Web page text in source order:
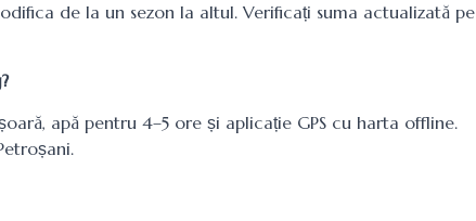
de la un sezon la altul. Verificați suma actualizată pe
apă pentru 4–5 ore și aplicație GPS cu harta offline.